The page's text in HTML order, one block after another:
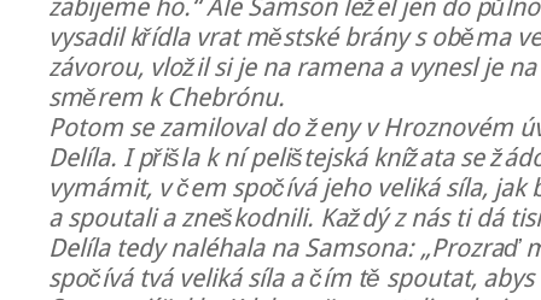
zabijeme ho.“ Ale Samson ležel jen do
vysadil křídla vrat městské brány s oběma
závorou, vložil si je na ramena a vynesl je
směrem k Chebrónu.
Potom se zamiloval do ženy v Hroznovém
Delíla. I přišla k ní pelištejská knížata se
vymámit, v čem spočívá jeho veliká síla,
a spoutali a zneškodnili. Každý z nás ti dá
Delíla tedy naléhala na Samsona: „Prozraď
spočívá tvá veliká síla a čím tě spoutat, abys